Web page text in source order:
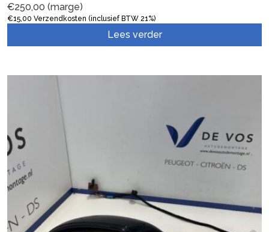
€250,00 (marge)
€15,00 Verzendkosten (inclusief BTW 21%)
Lees verder